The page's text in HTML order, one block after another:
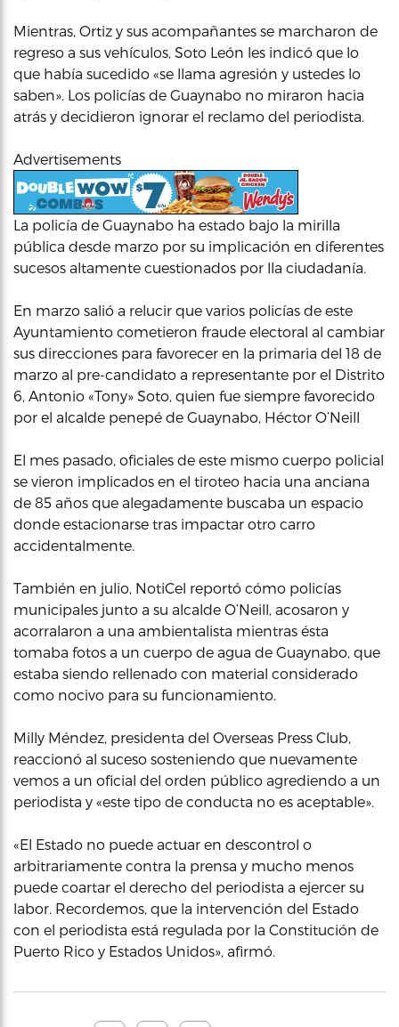
Mientras, Ortiz y sus acompañantes se marcharon de
regreso a sus vehículos, Soto León les indicó que lo
que había sucedido «se llama agresión y ustedes lo
saben». Los policías de Guaynabo no miraron hacia
atrás y decidieron ignorar el reclamo del periodista.
Advertisements
La policía de Guaynabo ha estado bajo la mirilla
pública desde marzo por su implicación en diferentes
sucesos altamente cuestionados por lla ciudadanía.
En marzo salió a relucir que varios policías de este
Ayuntamiento cometieron fraude electoral al cambiar
sus direcciones para favorecer en la primaria del 18 de
marzo al pre-candidato a representante por el Distrito
6, Antonio «Tony» Soto, quien fue siempre favorecido
por el alcalde penepé de Guaynabo, Héctor O’Neill
El mes pasado, oficiales de este mismo cuerpo policial
se vieron implicados en el tiroteo hacia una anciana
de 85 años que alegadamente buscaba un espacio
donde estacionarse tras impactar otro carro
accidentalmente.
También en julio, NotiCel reportó cómo policías
municipales junto a su alcalde O’Neill, acosaron y
acorralaron a una ambientalista mientras ésta
tomaba fotos a un cuerpo de agua de Guaynabo, que
estaba siendo rellenado con material considerado
como nocivo para su funcionamiento.
Milly Méndez, presidenta del Overseas Press Club,
reaccionó al suceso sosteniendo que nuevamente
vemos a un oficial del orden público agrediendo a un
periodista y «este tipo de conducta no es aceptable».
«El Estado no puede actuar en descontrol o
arbitrariamente contra la prensa y mucho menos
puede coartar el derecho del periodista a ejercer su
labor. Recordemos, que la intervención del Estado
con el periodista está regulada por la Constitución de
Puerto Rico y Estados Unidos», afirmó.